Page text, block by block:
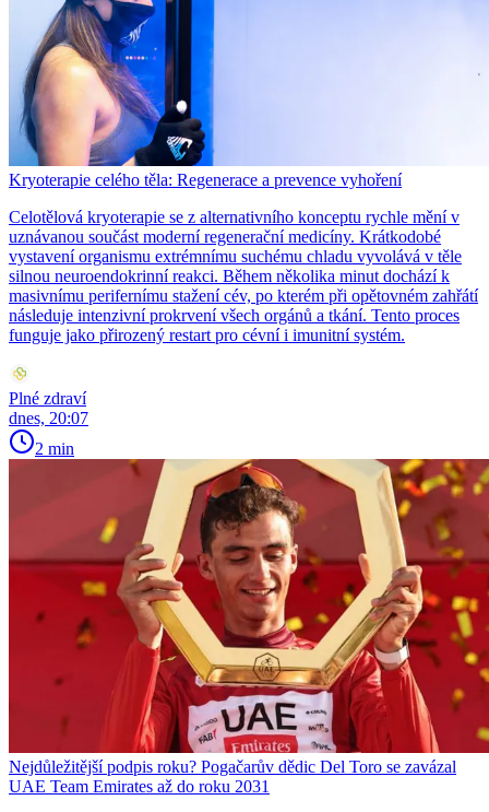
Kryoterapie celého těla: Regenerace a prevence vyhoření
Celotělová kryoterapie se z alternativního konceptu rychle mění v
uznávanou součást moderní regenerační medicíny. Krátkodobé
vystavení organismu extrémnímu suchému chladu vyvolává v těle
silnou neuroendokrinní reakci. Během několika minut dochází k
masivnímu perifernímu stažení cév, po kterém při opětovném zahřátí
následuje intenzivní prokrvení všech orgánů a tkání. Tento proces
funguje jako přirozený restart pro cévní i imunitní systém.
Plné zdraví
dnes, 20:07
2 min
Nejdůležitější podpis roku? Pogačarův dědic Del Toro se zavázal
UAE Team Emirates až do roku 2031